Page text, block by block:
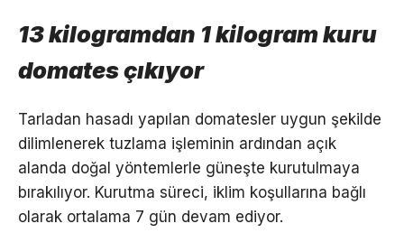
13 kilogramdan 1 kilogram kuru
domates çıkıyor
Tarladan hasadı yapılan domatesler uygun şekilde
dilimlenerek tuzlama işleminin ardından açık
alanda doğal yöntemlerle güneşte kurutulmaya
bırakılıyor. Kurutma süreci, iklim koşullarına bağlı
olarak ortalama 7 gün devam ediyor.